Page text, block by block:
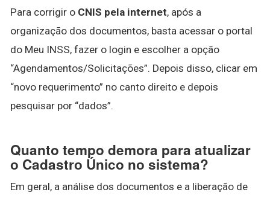
Para corrigir o CNIS pela internet, após a
organização dos documentos, basta acessar o portal
do Meu INSS, fazer o login e escolher a opção
“Agendamentos/Solicitações”. Depois disso, clicar em
“novo requerimento” no canto direito e depois
pesquisar por “dados”.
Quanto tempo demora para atualizar
o Cadastro Único no sistema?
Em geral, a análise dos documentos e a liberação de